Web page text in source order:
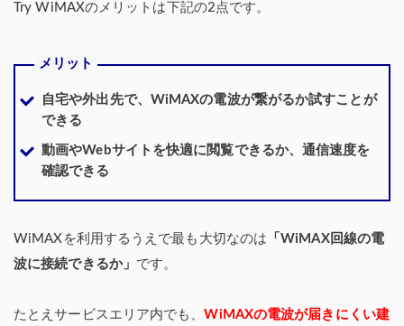
Try WiMAXのメリットは下記の2点です。
メリット
自宅や外出先で、WiMAXの電波が繋がるか試すことが
できる
動画やWebサイトを快適に閲覧できるか、通信速度を
確認できる
WiMAXを利用するうえで最も大切なのは 「WiMAX回線の電
波に接続できるか」 です。
たとえサービスエリア内でも、WiMAXの電波が届きにくい建